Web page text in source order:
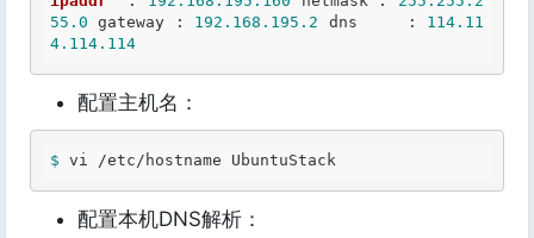
55.0 gateway : 192.168.195.2 dns     : 114.11
4.114.114
配置主机名：
$ vi /etc/hostname UbuntuStack
配置本机DNS解析：